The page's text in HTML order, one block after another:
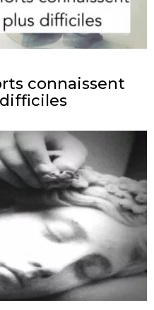
connaissent
difficiles